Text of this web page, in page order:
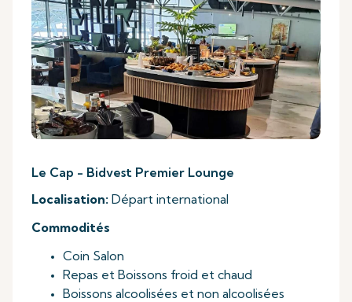
Le Cap - Bidvest Premier Lounge
Localisation: Départ international
Commodités
Coin Salon
Repas et Boissons froid et chaud
Boissons alcoolisées et non alcoolisées